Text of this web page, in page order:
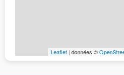
Leaflet | données ©